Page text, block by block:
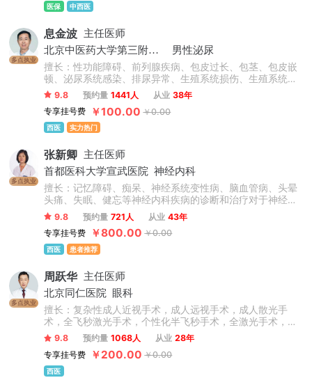
医保 中西医
多点执业
息金波 主任医师
北京中医药大学第三附属医院
男性泌尿
擅长：性功能障碍、前列腺疾病、包皮过长、包茎、包皮嵌
顿、泌尿系统感染、排尿异常、生殖系统损伤、生殖系统感
染、男性不育症、睾丸疾病。
9.8 预约量 1441人 从业 38年
专享挂号费
￥100.00 ￥0.00
西医 实力热门
多点执业
张新卿 主任医师
首都医科大学宣武医院 神经内科
擅长：记忆障碍、痴呆、神经系统变性病、脑血管病、头晕
头痛、失眠、健忘等神经内科疾病的诊断和治疗对于神经内
科的疾病具有非常丰富的临床经验，如脑卒中、焦虑抑郁、
失眠健忘、脑供血不足、脑梗死、脑出血、记忆力减退等。
9.8 预约量 721人 从业 43年
专享挂号费
￥800.00 ￥0.00
西医 患者推荐
多点执业
周跃华 主任医师
北京同仁医院
眼科
擅长：复杂性成人近视手术，成人远视手术，成人散光手
术，全飞秒激光手术，个性化半飞秒手术，全激光手术，圆
锥角膜，儿童青少年近视防控（角膜塑形镜、OK镜、离焦眼
镜等验配），干眼症。
9.8 预约量 1068人 从业 28年
专享挂号费
￥200.00 ￥0.00
西医